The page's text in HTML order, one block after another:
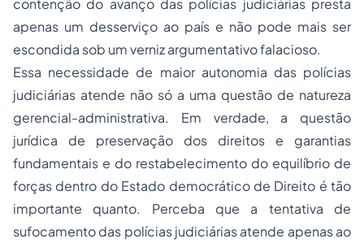
contenção do avanço das polícias judiciárias presta
apenas um desserviço ao país e não pode mais ser
escondida sob um verniz argumentativo falacioso.
Essa necessidade de maior autonomia das polícias
judiciárias atende não só a uma questão de natureza
gerencial-administrativa. Em verdade, a questão
jurídica de preservação dos direitos e garantias
fundamentais e do restabelecimento do equilíbrio de
forças dentro do Estado democrático de Direito é tão
importante quanto. Perceba que a tentativa de
sufocamento das polícias judiciárias atende apenas ao